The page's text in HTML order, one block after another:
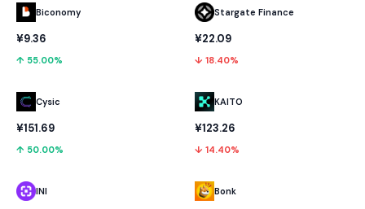
Biconomy
¥9.36
↑ 55.00%
Cysic
¥151.69
↑ 50.00%
INI
Stargate Finance
¥22.09
↓ 18.40%
KAITO
¥123.26
↓ 14.40%
Bonk